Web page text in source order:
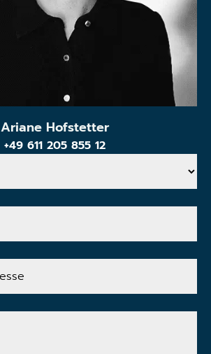
Ariane Hofstetter
+49 611 205 855 12